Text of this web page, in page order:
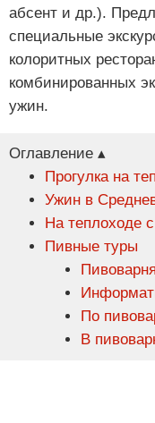
абсент и др.).
специальные
колоритных
комбинированных
ужин.
Оглавление ▴
Прогулка на
Ужин в
На теплоходе
Пивные туры
По
В